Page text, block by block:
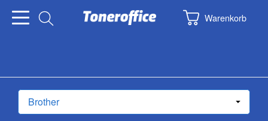
Warenkorb